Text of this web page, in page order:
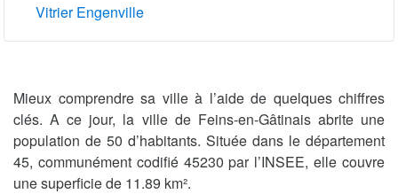
Vitrier Engenville
Mieux comprendre sa ville à l’aide de quelques chiffres
clés. A ce jour, la ville de Feins-en-Gâtinais abrite une
population de 50 d’habitants. Située dans le département
45, communément codifié 45230 par l’INSEE, elle couvre
une superficie de 11.89 km².